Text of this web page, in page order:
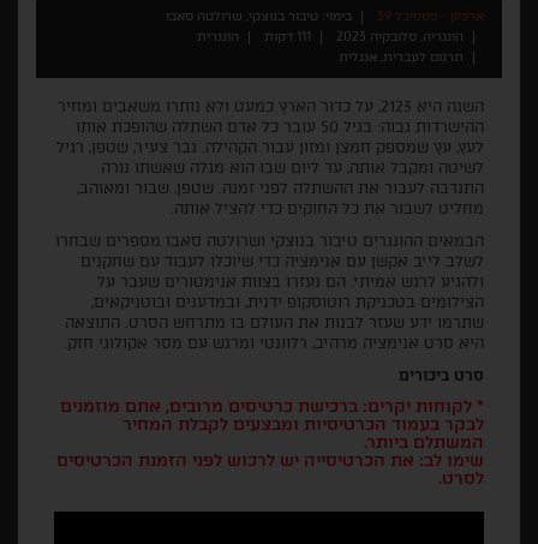
ארכיון - פסטיבל 39
בימוי: טיבור בנוצקי, שרולטה סאבו
הונגריה, סלובקיה 2023
111 דקות
הונגרית
תרגום לעברית, אנגלית
השנה היא 2123, על כדור הארץ כמעט ולא נותרו משאבים ומחיר
ההישרדות גבוה: בגיל 50 עובר כל אדם השתלה שהופכת אותו
לעץ, עץ שמספק חמצן ומזון עבור הקהילה. גבר צעיר, שטפן, רגיל
לשיטה ומקבל אותה, עד ליום שבו הוא מגלה שאשתו נורה
התנדבה לעבור את ההשתלה לפני זמנה. שטפן, שבור ומאוהב,
מחליט לשבור את כל החוקים כדי להציל אותה.
הבמאים ההונגרים טיבור בנוצקי ושרולטה סאבו מספרים שבחרו
לשלב לייב אקשן עם אנימציה כדי שיוכלו לעבוד עם שחקנים
ולהגיע לרגש אמיתי. הם נעזרו בצוות אנימטורים שעבר על
הצילומים בטכניקת רוטוסקופ ידנית, ובמדענים ובוטניקאים,
שתרמו ידע שעזר לבנות את העולם בו מתרחש הסרט. התוצאה
היא סרט אנימציה מרהיב, רלוונטי ומרגש עם מסר אקולוגי חזק.
סרט ביכורים
* לקוחות יקרים: ברכישת כרטיסים מרובים, אתם מוזמנים
לבקר בעמוד הכרטיסיות ומבצעים לקבלת המחיר
המשתלם ביותר.
שימו לב: את הכרטיסייה יש לרכוש לפני הזמנת הכרטיסים
לסרט.